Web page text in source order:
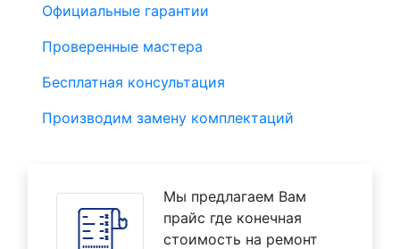
Официальные гарантии
Проверенные мастера
Бесплатная консультация
Производим замену комплектаций
Мы предлагаем Вам
прайс где конечная
стоимость на ремонт